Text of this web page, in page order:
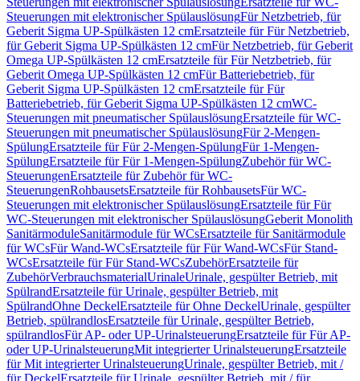
Steuerungen mit elektronischer SpülauslösungFür Netzbetrieb, für
Geberit Sigma UP-Spülkästen 12 cmErsatzteile für Für Netzbetrieb,
für Geberit Sigma UP-Spülkästen 12 cmFür Netzbetrieb, für Geberit
Omega UP-Spülkästen 12 cmErsatzteile für Für Netzbetrieb, für
Geberit Omega UP-Spülkästen 12 cmFür Batteriebetrieb, für
Geberit Sigma UP-Spülkästen 12 cmErsatzteile für Für
Batteriebetrieb, für Geberit Sigma UP-Spülkästen 12 cmWC-
Steuerungen mit pneumatischer SpülauslösungErsatzteile für WC-
Steuerungen mit pneumatischer SpülauslösungFür 2-Mengen-
SpülungErsatzteile für Für 2-Mengen-SpülungFür 1-Mengen-
SpülungErsatzteile für Für 1-Mengen-SpülungZubehör für WC-
SteuerungenErsatzteile für Zubehör für WC-
SteuerungenRohbausetsErsatzteile für RohbausetsFür WC-
Steuerungen mit elektronischer SpülauslösungErsatzteile für Für
WC-Steuerungen mit elektronischer SpülauslösungGeberit Monolith
SanitärmoduleSanitärmodule für WCsErsatzteile für Sanitärmodule
für WCsFür Wand-WCsErsatzteile für Für Wand-WCsFür Stand-
WCsErsatzteile für Für Stand-WCsZubehörErsatzteile für
ZubehörVerbrauchsmaterialUrinaleUrinale, gespülter Betrieb, mit
SpülrandErsatzteile für Urinale, gespülter Betrieb, mit
SpülrandOhne DeckelErsatzteile für Ohne DeckelUrinale, gespülter
Betrieb, spülrandlosErsatzteile für Urinale, gespülter Betrieb,
spülrandlosFür AP- oder UP-UrinalsteuerungErsatzteile für Für AP-
oder UP-UrinalsteuerungMit integrierter UrinalsteuerungErsatzteile
für Mit integrierter UrinalsteuerungUrinale, gespülter Betrieb, mit /
für DeckelErsatzteile für Urinale, gespülter Betrieb, mit / für